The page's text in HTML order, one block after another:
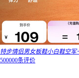
特步情侣男女板鞋小白鞋空
500000条评价